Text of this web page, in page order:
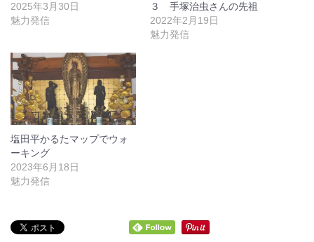
2025年3月30日
魅力発信
３ 手塚治虫さんの先祖
2022年2月19日
魅力発信
塩田平かるたマップでウォ
ーキング
2023年6月18日
魅力発信